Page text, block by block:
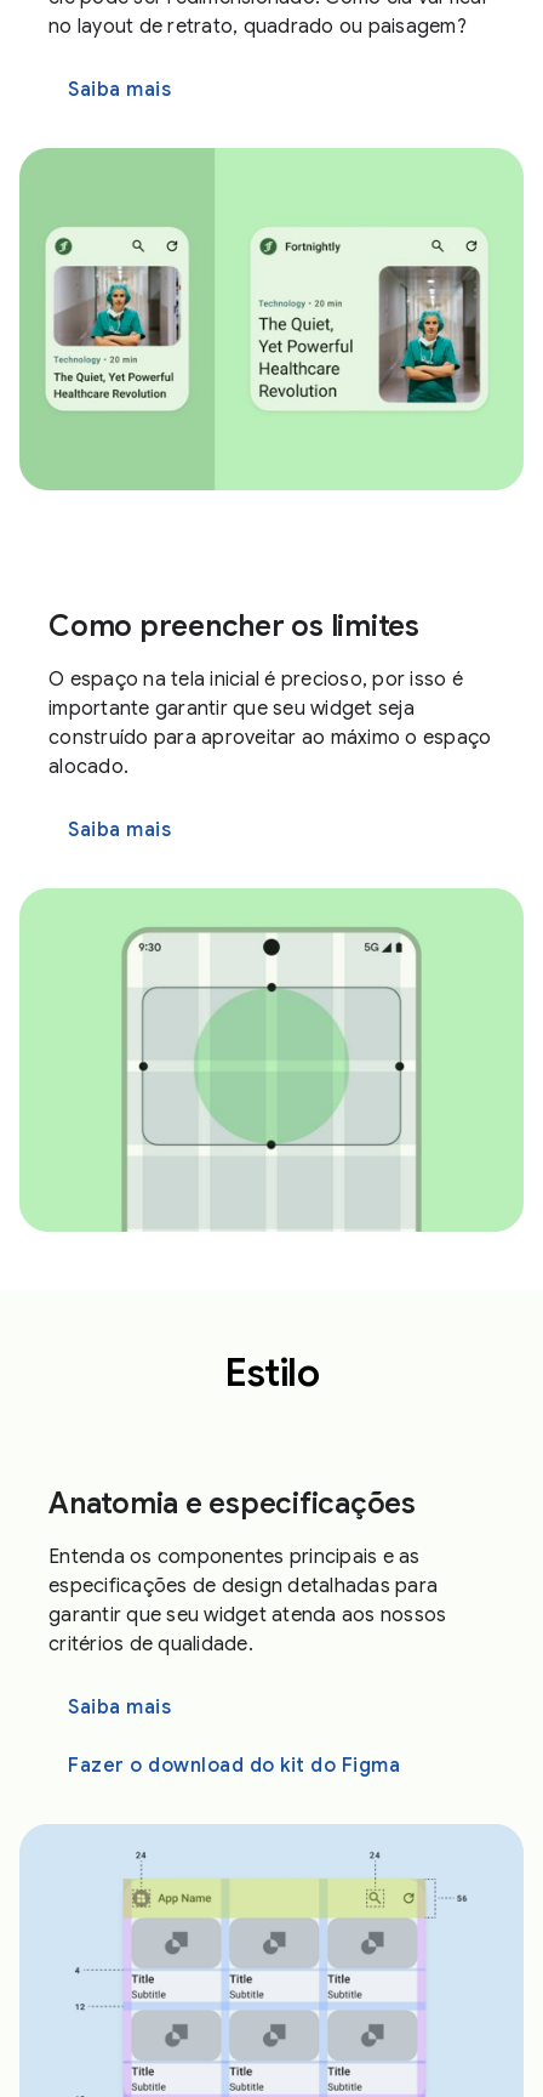
no layout de retrato, quadrado ou paisagem?
Saiba mais
Como preencher os limites
O espaço na tela inicial é precioso, por isso é
importante garantir que seu widget seja
construído para aproveitar ao máximo o espaço
alocado.
Saiba mais
Estilo
Anatomia e especificações
Entenda os componentes principais e as
especificações de design detalhadas para
garantir que seu widget atenda aos nossos
critérios de qualidade.
Saiba mais
Fazer o download do kit do Figma